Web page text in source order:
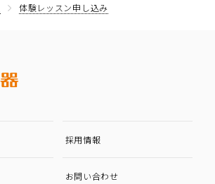
体験レッスン申し込み
採用情報
お問い合わせ